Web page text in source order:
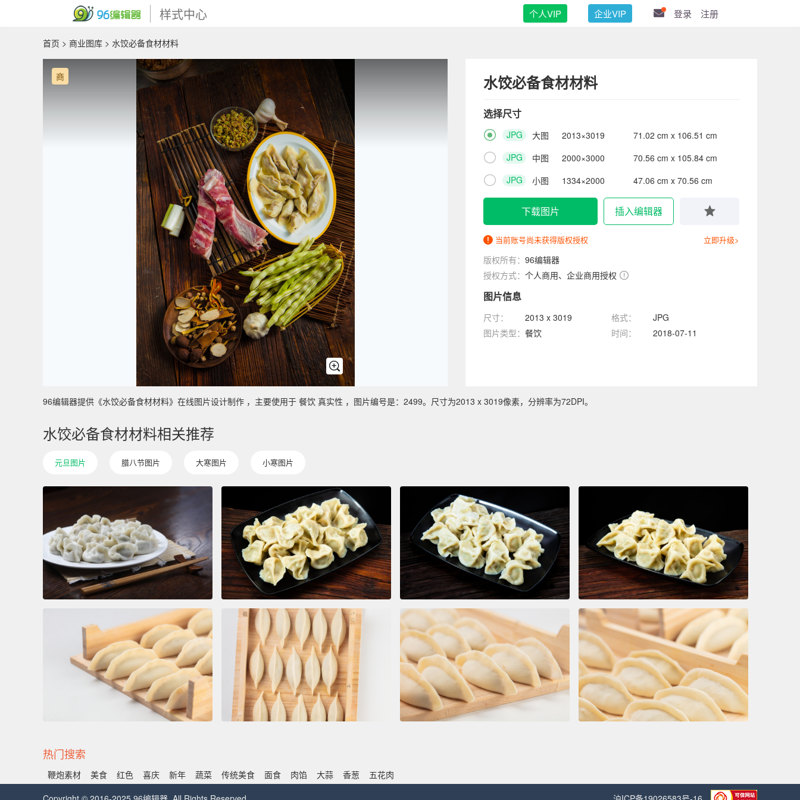
样式中心 个人VIP 企业VIP 登录 注册
首页 > 商业图库 > 水饺必备食材材料
商 水饺必备食材材料
选择尺寸
 JPG 大图 2013×3019 71.02 cm x 106.51 cm
 JPG 中图 2000×3000 70.56 cm x 105.84 cm
 JPG 小图 1334×2000 47.06 cm x 70.56 cm
下载图片 插入编辑器
当前账号尚未获得版权授权 立即升级>
版权所有： 96编辑器
授权方式： 个人商用、企业商用授权
图片信息
尺寸： 2013 x 3019 格式：
JPG
图片类型： 餐饮 时间： 2018-07-11
96编辑器提供《水饺必备食材材料》在线图片设计制作 ，主要使用于 餐饮 真实性 ，图片编号是：2499。尺寸为2013 x 3019像素，分辨率为72DPI。
水饺必备食材材料相关推荐
元旦图片 腊八节图片 大寒图片 小寒图片
热门搜索
鞭炮素材 美食 红色 喜庆 新年 蔬菜 传统美食 面食 肉馅 大蒜 香葱
五花肉